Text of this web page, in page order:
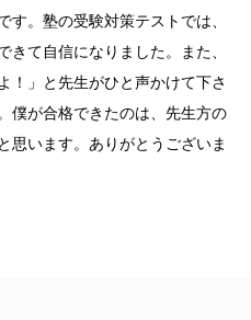
す。塾の受験対策テストでは、
きて自信になりました。また、
！」と先生がひと声かけて下さ
僕が合格できたのは、先生方の
思います。ありがとうございま